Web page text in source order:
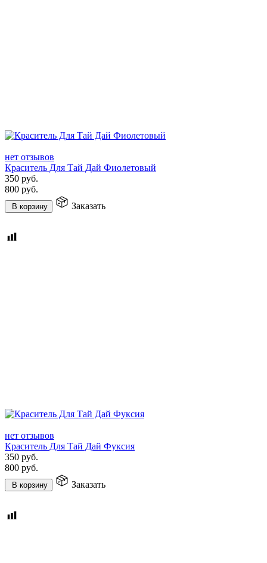
нет отзывов
Краситель Для Тай Дай Фиолетовый
350 руб.
800 руб.
В корзину Заказать
нет отзывов
Краситель Для Тай Дай Фуксия
350 руб.
800 руб.
В корзину Заказать